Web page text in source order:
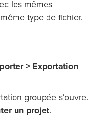
les mêmes
type de fichier.
> Exportation
groupée s’ouvre.
un projet.